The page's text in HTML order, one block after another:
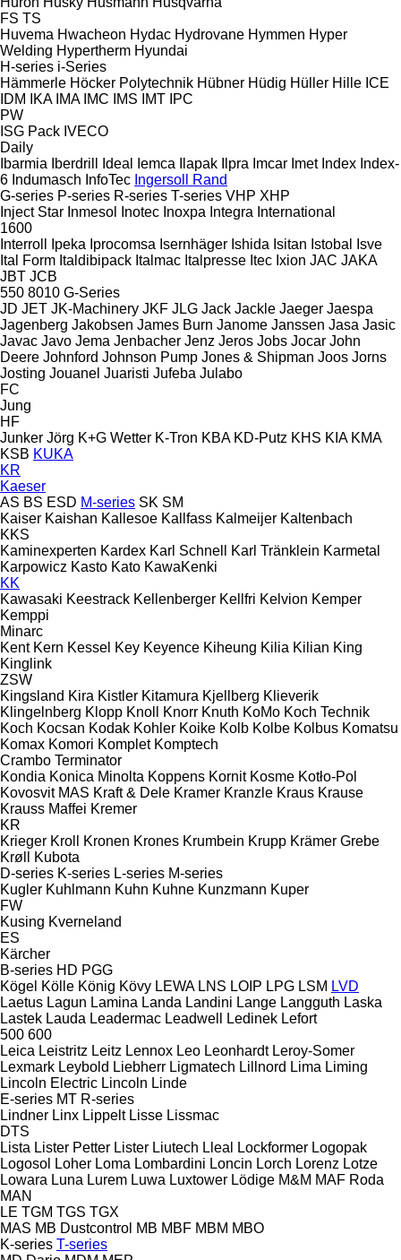
FS TS
Huvema Hwacheon Hydac Hydrovane Hymmen Hyper
Welding Hypertherm Hyundai
H-series i-Series
Hämmerle Höcker Polytechnik Hübner Hüdig Hüller Hille ICE
IDM
IKA IMA IMC IMS IMT IPC
PW
ISG Pack IVECO
Daily
Ibarmia
Iberdrill Ideal Iemca Ilapak Ilpra Imcar Imet Index Index-
6 Indumasch InfoTec Ingersoll Rand
G-series P-series R-series T-series VHP XHP
Inject Star Inmesol Inotec Inoxpa Integra International
1600
Interroll
Ipeka Iprocomsa Isernhäger Ishida Isitan Istobal
Isve
Ital Form Italdibipack Italmac Italpresse Itec Ixion JAC JAKA
JBT JCB
550 8010 G-Series
JD JET JK-Machinery JKF JLG Jack Jackle Jaeger Jaespa
Jagenberg Jakobsen James Burn Janome Janssen Jasa Jasic
Javac Javo Jema Jenbacher Jenz Jeros Jobs Jocar John
Deere Johnford Johnson Pump Jones & Shipman Joos Jorns
Josting Jouanel Juaristi Jufeba Julabo
FC
Jung
HF
Junker Jörg K+G Wetter K-Tron KBA KD-Putz KHS KIA KMA
KSB KUKA
KR
Kaeser
AS BS ESD M-series SK SM
Kaiser Kaishan Kallesoe Kallfass Kalmeijer Kaltenbach
KKS
Kaminexperten Kardex Karl Schnell Karl Tränklein Karmetal
Karpowicz Kasto Kato KawaKenki
KK
Kawasaki Keestrack Kellenberger Kellfri Kelvion Kemper
Kemppi
Minarc
Kent Kern Kessel Key Keyence Kiheung Kilia Kilian King
Kinglink
ZSW
Kingsland Kira Kistler Kitamura Kjellberg Klieverik
Klingelnberg Klopp Knoll Knorr Knuth KoMo Koch Technik
Koch Kocsan Kodak Kohler Koike Kolb Kolbe Kolbus Komatsu
Komax Komori Komplet Komptech
Crambo Terminator
Kondia Konica Minolta Koppens Kornit Kosme Kotło-Pol
Kovosvit MAS Kraft & Dele Kramer Kranzle Kraus Krause
Krauss Maffei Kremer
KR
Krieger Kroll Kronen Krones Krumbein Krupp Krämer Grebe
Krøll
Kubota
D-series K-series L-series M-series
Kugler Kuhlmann Kuhn Kuhne Kunzmann Kuper
FW
Kusing Kverneland
ES
Kärcher
B-series HD PGG
Kögel Kölle König Kövy LEWA LNS LOIP LPG LSM LVD
Laetus Lagun Lamina Landa Landini Lange Langguth Laska
Lastek Lauda Leadermac Leadwell Ledinek Lefort
500 600
Leica Leistritz Leitz Lennox Leo Leonhardt Leroy-Somer
Lexmark Leybold Liebherr Ligmatech Lillnord Lima Liming
Lincoln Electric Lincoln Linde
E-series MT R-series
Lindner Linx Lippelt Lisse Lissmac
DTS
Lista Lister Petter Lister Liutech Lleal Lockformer Logopak
Logosol
Loher Loma Lombardini Loncin Lorch Lorenz Lotze
Lowara Luna Lurem Luwa Luxtower Lödige M&M MAF Roda
MAN
LE TGM TGS TGX
MAS MB Dustcontrol MB MBF MBM MBO
K-series T-series